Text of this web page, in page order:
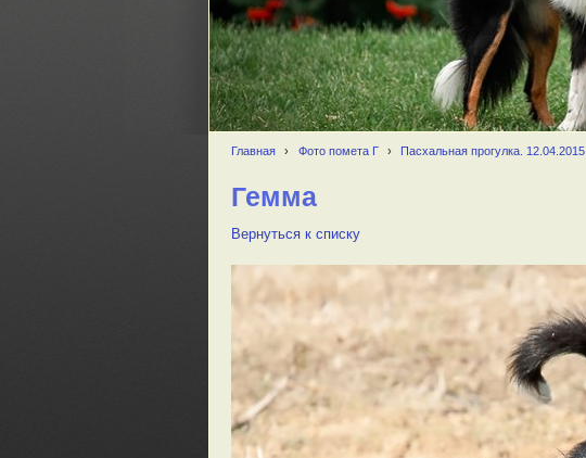
Главная › Фото помета Г › Пасхальная прогулка. 12.04.2015
Гемма
Вернуться к списку